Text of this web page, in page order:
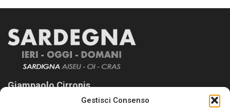
Gestisci Consenso
Giampaolo Cirronis
Sardegna Ieri-Oggi-Domani nasce per informare “liberamente” i